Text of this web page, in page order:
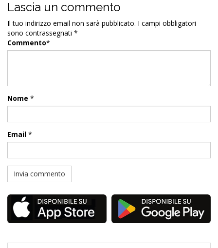
Lascia un commento
Il tuo indirizzo email non sarà pubblicato. I campi obbligatori
sono contrassegnati *
Commento*
Nome *
Email *